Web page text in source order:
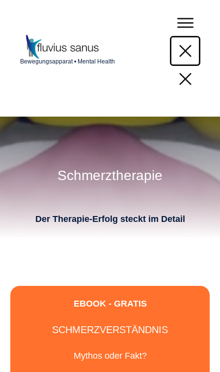
Bewegungsapparat • Mental Health
Schmerztherapie
Der Therapie-Erfolg steckt im Detail
EBOOK - GRATIS
SCHMERZVERSTÄNDNIS
Mythos oder Fakt?